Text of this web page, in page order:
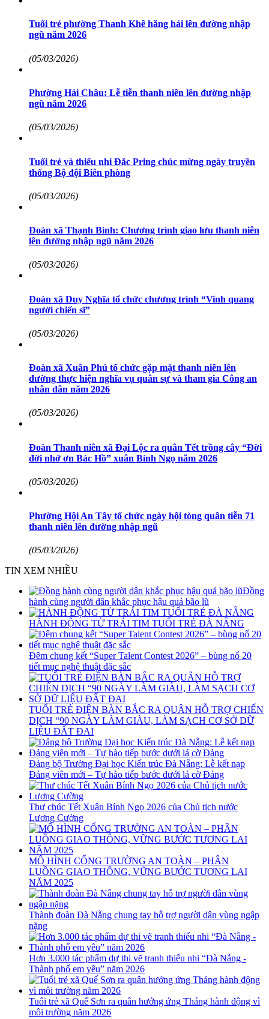
Tuổi trẻ phường Thanh Khê hăng hái lên đường nhập
ngũ năm 2026
(05/03/2026)
Phường Hải Châu: Lễ tiễn thanh niên lên đường nhập
ngũ năm 2026
(05/03/2026)
Tuổi trẻ và thiếu nhi Đắc Pring chúc mừng ngày truyền
thống Bộ đội Biên phòng
(05/03/2026)
Đoàn xã Thạnh Bình: Chương trình giao lưu thanh niên
lên đường nhập ngũ năm 2026
(05/03/2026)
Đoàn xã Duy Nghĩa tổ chức chương trình “Vinh quang
người chiến sĩ”
(05/03/2026)
Đoàn xã Xuân Phú tổ chức gặp mặt thanh niên lên
đường thực hiện nghĩa vụ quân sự và tham gia Công an
nhân dân năm 2026
(05/03/2026)
Đoàn Thanh niên xã Đại Lộc ra quân Tết trồng cây “Đời
đời nhớ ơn Bác Hồ” xuân Bính Ngọ năm 2026
(05/03/2026)
Phường Hội An Tây tổ chức ngày hội tòng quân tiễn 71
thanh niên lên đường nhập ngũ
(05/03/2026)
TIN XEM NHIỀU
Đồng
hành cùng người dân khắc phục hậu quả bão lũ
HÀNH ĐỘNG TỪ TRÁI TIM TUỔI TRẺ ĐÀ NẴNG
Đêm chung kết “Super Talent Contest 2026” – bùng nổ 20
tiết mục nghệ thuật đặc sắc
TUỔI TRẺ ĐIỆN BÀN BẮC RA QUÂN HỖ TRỢ CHIẾN
DỊCH “90 NGÀY LÀM GIÀU, LÀM SẠCH CƠ SỞ DỮ
LIỆU ĐẤT ĐAI
Đảng bộ Trường Đại học Kiến trúc Đà Nẵng: Lễ kết nạp
Đảng viên mới – Tự hào tiếp bước dưới lá cờ Đảng
Thư chúc Tết Xuân Bính Ngọ 2026 của Chủ tịch nước
Lương Cường
MÔ HÌNH CỔNG TRƯỜNG AN TOÀN – PHÂN
LUỒNG GIAO THÔNG, VỮNG BƯỚC TƯƠNG LAI
NĂM 2025
Thành đoàn Đà Nẵng chung tay hỗ trợ người dân vùng ngập
nặng
Hơn 3.000 tác phẩm dự thi vẽ tranh thiếu nhi “Đà Nẵng -
Thành phố em yêu” năm 2026
Tuổi trẻ xã Quế Sơn ra quân hưởng ứng Tháng hành động vì
môi trường năm 2026